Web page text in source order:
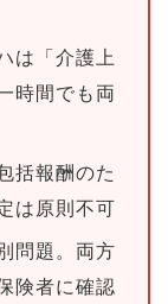
は「介護上
時間でも両
括報酬のた
は原則不可
問題。両方
険者に確認